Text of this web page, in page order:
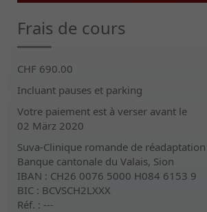
Frais de cours
CHF 690.00
Incluant pauses et parking
Votre paiement est à verser avant le
02 März 2020
Suva-Clinique romande de réadaptation
Banque cantonale du Valais, Sion
IBAN : CH26 0076 5000 H084 6153 9
BIC : BCVSCH2LXXX
Réf. : ---